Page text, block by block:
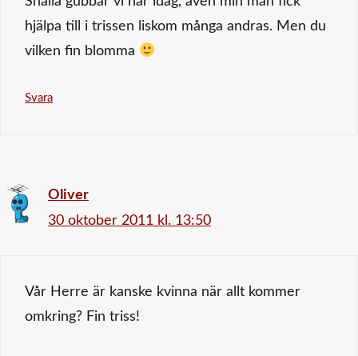
hjälpa till i trissen liskom många andras. Men du
vilken fin blomma
Svara
Oliver
30 oktober 2011 kl. 13:50
Vår Herre är kanske kvinna när allt kommer
omkring? Fin triss!